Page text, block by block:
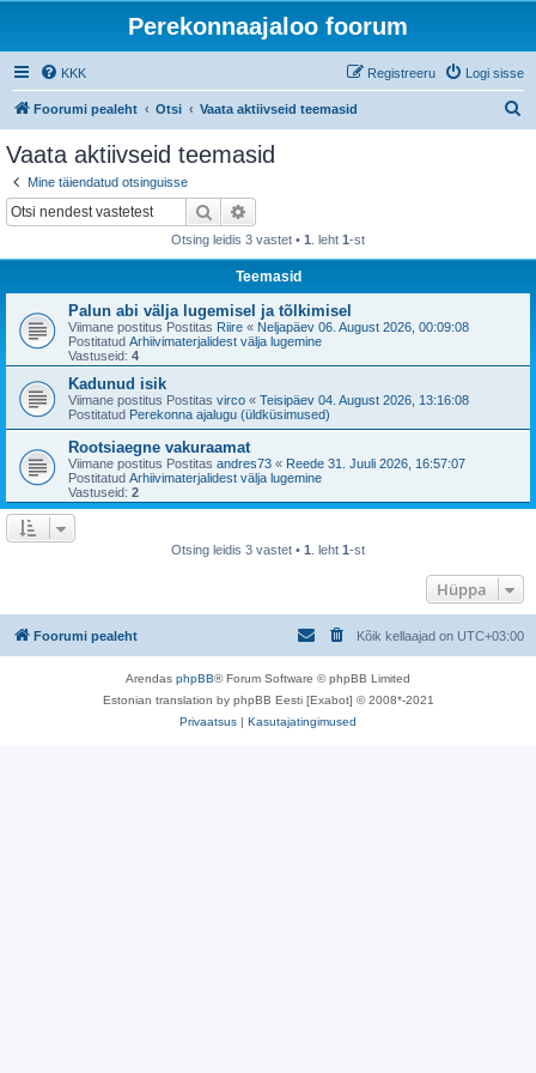
Perekonnaajaloo foorum
KKK Logi sisse
Registreeru
Foorumi pealeht Otsi Vaata aktiivseid teemasid
Vaata aktiivseid teemasid
Mine täiendatud otsinguisse
Otsi
Otsing leidis 3 vastet • 1 . leht 1-st
Teemasid
Palun abi välja lugemisel ja tõlkimisel
Viimane postitus Postitas Riire « Neljapäev 06. August 2026, 00:09:08
Postitatud Arhiivimaterjalidest välja lugemine
Vastuseid: 4
Kadunud isik
Viimane postitus Postitas virco « Teisipäev 04. August 2026, 13:16:08
Postitatud Perekonna ajalugu (üldküsimused)
Rootsiaegne vakuraamat
Viimane postitus Postitas andres73 « Reede 31. Juuli 2026, 16:57:07
Postitatud Arhiivimaterjalidest välja lugemine
Vastuseid: 2
Otsing leidis 3 vastet • 1 . leht 1-st
Hüppa
Foorumi pealeht Kõik kellaajad on UTC+03:00
Arendas phpBB® Forum Software © phpBB Limited
Estonian translation by phpBB Eesti [Exabot] © 2008*-2021
Privaatsus | Kasutajatingimused